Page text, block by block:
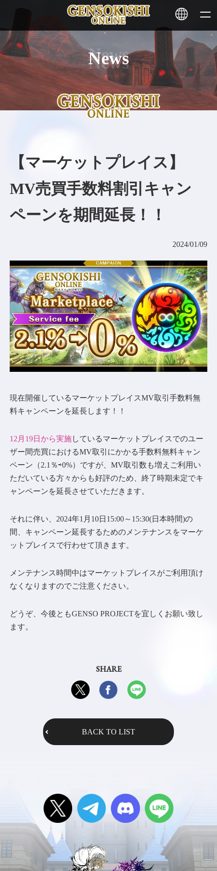
ニュース
ステーキング
その他
お問い合わせ
AGREEMENT&LICENCE
News
【マーケットプレイス】
MV売買手数料割引キャン
ペーンを期間延長！！
2024/01/09
現在開催しているマーケットプレイスMV取引手数料無
料キャンペーンを延長します！！
12月19日から実施しているマーケットプレイスでのユー
ザー間売買におけるMV取引にかかる手数料無料キャン
ペーン（2.1％⇨0%）ですが、MV取引数も増えご利用い
ただいている方々からも好評のため、終了時期未定でキ
ャンペーンを延長させていただきます。
それに伴い、2024年1月10日15:00～15:30(日本時間)の
間、キャンペーン延長するためのメンテナンスをマーケ
ットプレイスで行わせて頂きます。
メンテナンス時間中はマーケットプレイスがご利用頂け
なくなりますのでご注意ください。
どうぞ、今後ともGENSO PROJECTを宜しくお願い致し
ます。
SHARE
BACK TO LIST